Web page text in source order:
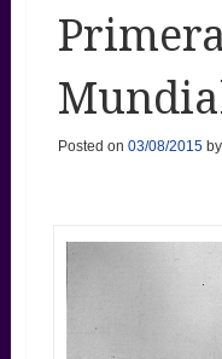
Posted on 03/08/2015by